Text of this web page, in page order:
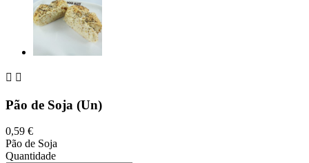
 
Pão de Soja (Un)
0,59 €
Pão de Soja
Quantidade